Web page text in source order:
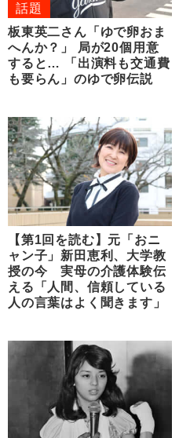
話題
板東英二さん「ゆで卵おま
へんか？」 局が20個用意
すると… 「出演料も交通費
も要らん」のゆで卵伝説
【第1回を読む】元「おニ
ャン子」新田恵利、大学教
授の今 実母の介護体験伝
える「人間、信頼している
人の言葉はよく聞きます」